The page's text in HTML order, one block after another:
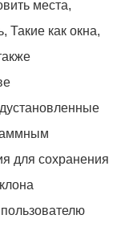
места,
Такие как окна,
для сохранения